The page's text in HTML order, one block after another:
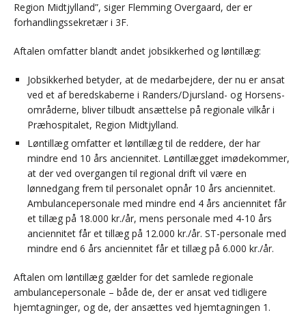
Region Midtjylland”, siger Flemming Overgaard, der er
forhandlingssekretær i 3F.
Aftalen omfatter blandt andet jobsikkerhed og løntillæg:
Jobsikkerhed betyder, at de medarbejdere, der nu er ansat
ved et af beredskaberne i Randers/Djursland- og Horsens-
områderne, bliver tilbudt ansættelse på regionale vilkår i
Præhospitalet, Region Midtjylland.
Løntillæg omfatter et løntillæg til de reddere, der har
mindre end 10 års anciennitet. Løntillægget imødekommer,
at der ved overgangen til regional drift vil være en
lønnedgang frem til personalet opnår 10 års anciennitet.
Ambulancepersonale med mindre end 4 års anciennitet får
et tillæg på 18.000 kr./år, mens personale med 4-10 års
anciennitet får et tillæg på 12.000 kr./år. ST-personale med
mindre end 6 års anciennitet får et tillæg på 6.000 kr./år.
Aftalen om løntillæg gælder for det samlede regionale
ambulancepersonale – både de, der er ansat ved tidligere
hjemtagninger, og de, der ansættes ved hjemtagningen 1.